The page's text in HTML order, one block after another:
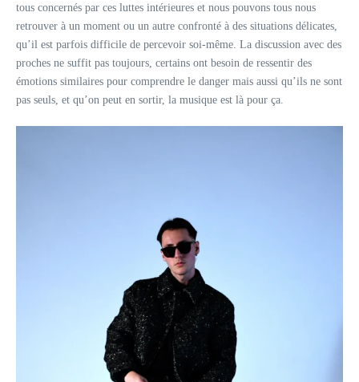
tous concernés par ces luttes intérieures et nous pouvons tous nous
retrouver à un moment ou un autre confronté à des situations délicates,
qu’il est parfois difficile de percevoir soi-même. La discussion avec des
proches ne suffit pas toujours, certains ont besoin de ressentir des
émotions similaires pour comprendre le danger mais aussi qu’ils ne sont
pas seuls, et qu’on peut en sortir, la musique est là pour ça.